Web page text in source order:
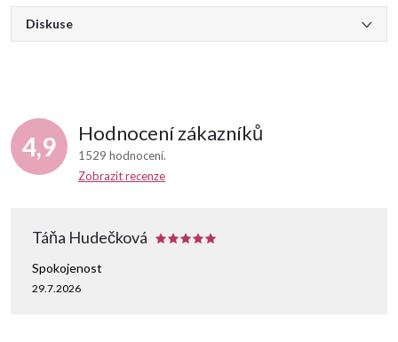
Diskuse
4,9 Hodnocení zákazníků
1529 hodnocení
Zobrazit recenze
Táňa Hudečková
29.7.2026
Spokojenost